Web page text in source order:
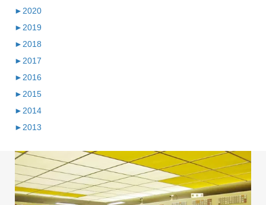
► 2020
► 2019
► 2018
► 2017
► 2016
► 2015
► 2014
► 2013